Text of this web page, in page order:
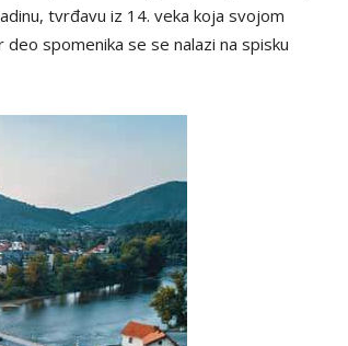
tvrđavu iz 14. veka koja svojom
spomenika se se nalazi na spisku